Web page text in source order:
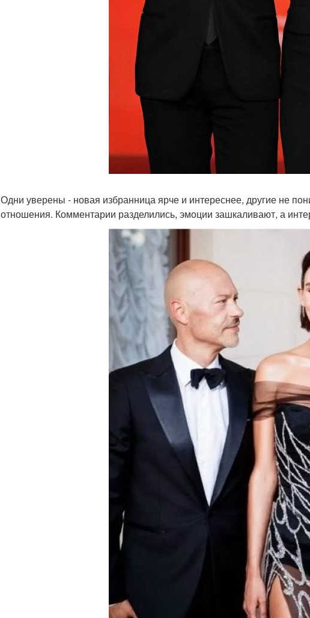
Одни уверены - новая избранница ярче и интереснее, другие не
отношения. Комментарии разделились, эмоции зашкаливают, а